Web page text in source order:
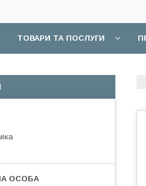
ТОВАРИ ТА ПОСЛУГИ